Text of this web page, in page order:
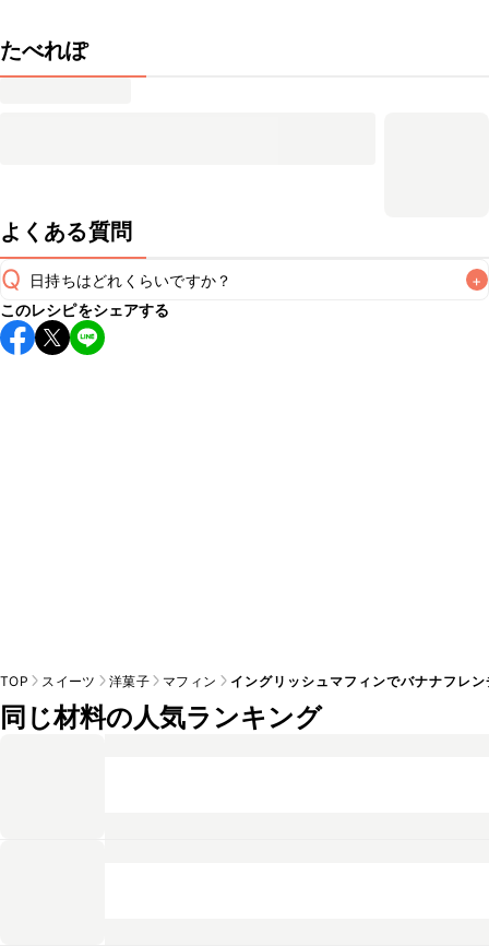
たべれぽ
よくある質問
Q 日持ちはどれくらいですか？ +
保存期間は冷蔵で当日中が目安です。なるべくお早めにお召
し上がりください。
このレシピをシェアする
TOP スイーツ 洋菓子 マフィン イングリッシュマフィンでバナナフレ
同じ材料の人気ランキング